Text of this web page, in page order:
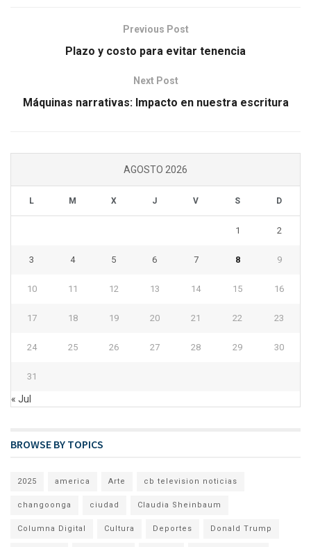
Previous Post
Plazo y costo para evitar tenencia
Next Post
Máquinas narrativas: Impacto en nuestra escritura
AGOSTO 2026
L M X J V S D
1 2
3 4 5 6 7 8 9
10 11 12 13 14 15 16
17 18 19 20 21 22 23
24 25 26 27 28 29 30
31
« Jul
BROWSE BY TOPICS
2025 america Arte cb television noticias
changoonga ciudad Claudia Sheinbaum
Columna Digital Cultura Deportes Donald Trump